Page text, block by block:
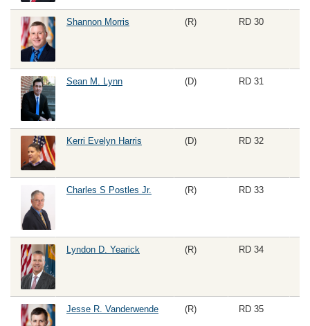
Shannon Morris (R) RD 30
Sean M. Lynn (D) RD 31
Kerri Evelyn Harris (D) RD 32
Charles S Postles Jr. (R) RD 33
Lyndon D. Yearick (R) RD 34
Jesse R. Vanderwende (R) RD 35